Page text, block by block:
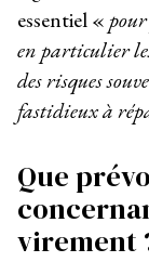
essentiel «
en particulier
des risques
fastidieux à
Que
virement